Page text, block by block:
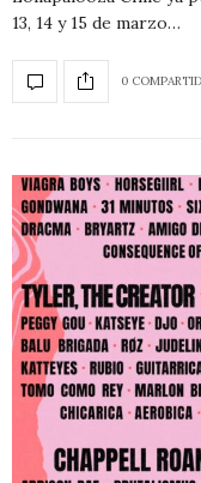
13, 14 y 15 de marzo…
0